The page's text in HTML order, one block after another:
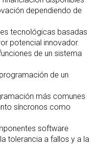
dependiendo de
tecnológicas basadas
potencial innovador.
de un sistema
de un
más comunes
síncronos como
software
tolerancia a fallos y a la